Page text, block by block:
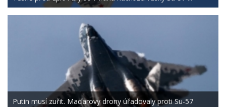
Putin musí zuřit. Maďarovy drony úřadovaly proti Su-57